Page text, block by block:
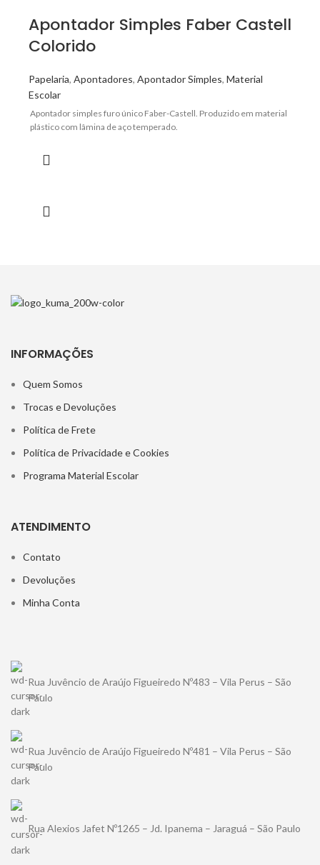
Apontador Simples Faber Castell
Colorido
Papelaria, Apontadores, Apontador Simples, Material
Escolar
Apontador simples furo único Faber-Castell. Produzido em material
plástico com lâmina de aço temperado.
INFORMAÇÕES
Quem Somos
Trocas e Devoluções
Política de Frete
Política de Privacidade e Cookies
Programa Material Escolar
ATENDIMENTO
Contato
Devoluções
Minha Conta
Rua Juvêncio de Araújo Figueiredo Nº483 – Vila Perus – São
Paulo
Rua Juvêncio de Araújo Figueiredo Nº481 – Vila Perus – São
Paulo
Rua Alexios Jafet Nº1265 – Jd. Ipanema – Jaraguá – São Paulo